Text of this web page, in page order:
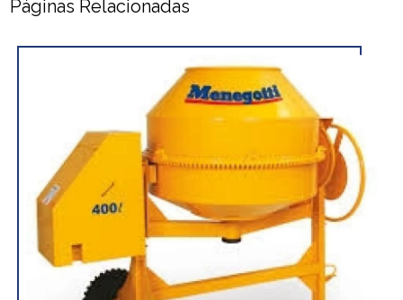
Páginas Relacionadas